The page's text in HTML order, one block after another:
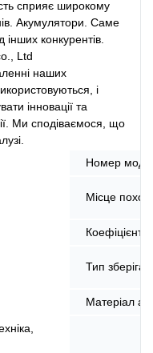
сприяє широкому
Акумулятори. Саме
інших конкурентів.
Ltd
наших
і
інновації та
Ми сподіваємося, що
Номер
Місце
Коефіцієнт
Тип
Матеріал